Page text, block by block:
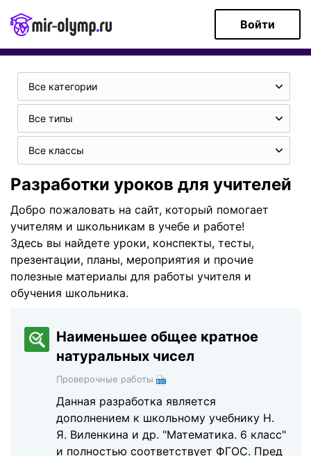
Войти
Все категории
Все типы
Все классы
Разработки уроков для учителей
Добро пожаловать на сайт, который помогает
учителям и школьникам в учебе и работе!
Здесь вы найдете уроки, конспекты, тесты,
презентации, планы, мероприятия и прочие
полезные материалы для работы учителя и
обучения школьника.
Наименьшее общее кратное
натуральных чисел
Проверочные работы
Данная разработка является
дополнением к школьному учебнику Н.
Я. Виленкина и др. "Математика. 6 класс"
и полностью соответствует ФГОС. Пред